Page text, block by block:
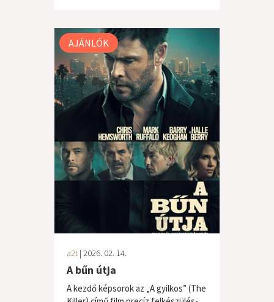
AJÁNLÓK
a2t | 2026. 02. 14.
A bűn útja
A kezdő képsorok az „A gyilkos” (The